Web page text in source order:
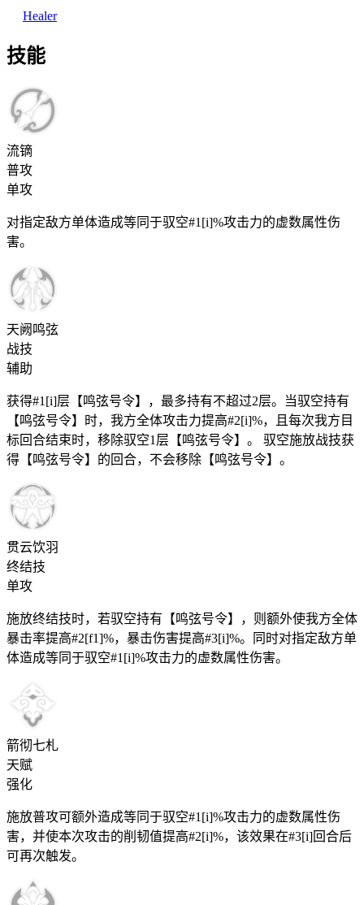
Healer
技能
流镝
普攻
单攻
对指定敌方单体造成等同于驭空#1[i]%攻击力的虚数属性伤
害。
天阙鸣弦
战技
辅助
获得#1[i]层【鸣弦号令】，最多持有不超过2层。当驭空持有
【鸣弦号令】时，我方全体攻击力提高#2[i]%，且每次我方目
标回合结束时，移除驭空1层【鸣弦号令】。 驭空施放战技获
得【鸣弦号令】的回合，不会移除【鸣弦号令】。
贯云饮羽
终结技
单攻
施放终结技时，若驭空持有【鸣弦号令】，则额外使我方全体
暴击率提高#2[f1]%，暴击伤害提高#3[i]%。同时对指定敌方单
体造成等同于驭空#1[i]%攻击力的虚数属性伤害。
箭彻七札
天赋
强化
施放普攻可额外造成等同于驭空#1[i]%攻击力的虚数属性伤
害，并使本次攻击的削韧值提高#2[i]%，该效果在#3[i]回合后
可再次触发。